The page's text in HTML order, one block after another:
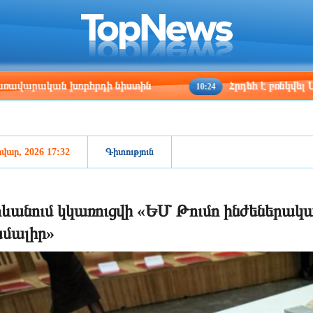
Los Angeles
23:31
Beijing
14:31
նիստին 10:24 Հրդեհ է բռնկվել Սիլիկյան
2026 17:32 Գիտություն
կկառուցվի «ԵՄ Թումո